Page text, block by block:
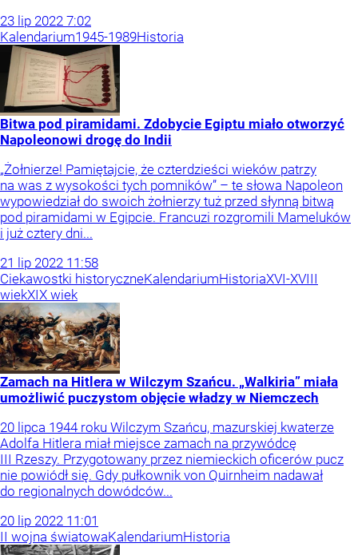
23 lip 2022 7:02
Kalendarium1945-1989Historia
Bitwa pod piramidami. Zdobycie Egiptu miało otworzyć
Napoleonowi drogę do Indii
„Żołnierze! Pamiętajcie, że czterdzieści wieków patrzy
na was z wysokości tych pomników” – te słowa Napoleon
wypowiedział do swoich żołnierzy tuż przed słynną bitwą
pod piramidami w Egipcie. Francuzi rozgromili Mameluków
i już cztery dni...
21 lip 2022 11:58
Ciekawostki historyczneKalendariumHistoriaXVI-XVIII
wiekXIX wiek
Zamach na Hitlera w Wilczym Szańcu. „Walkiria” miała
umożliwić puczystom objęcie władzy w Niemczech
20 lipca 1944 roku Wilczym Szańcu, mazurskiej kwaterze
Adolfa Hitlera miał miejsce zamach na przywódcę
III Rzeszy. Przygotowany przez niemieckich oficerów pucz
nie powiódł się. Gdy pułkownik von Quirnheim nadawał
do regionalnych dowódców...
20 lip 2022 11:01
II wojna światowaKalendariumHistoria